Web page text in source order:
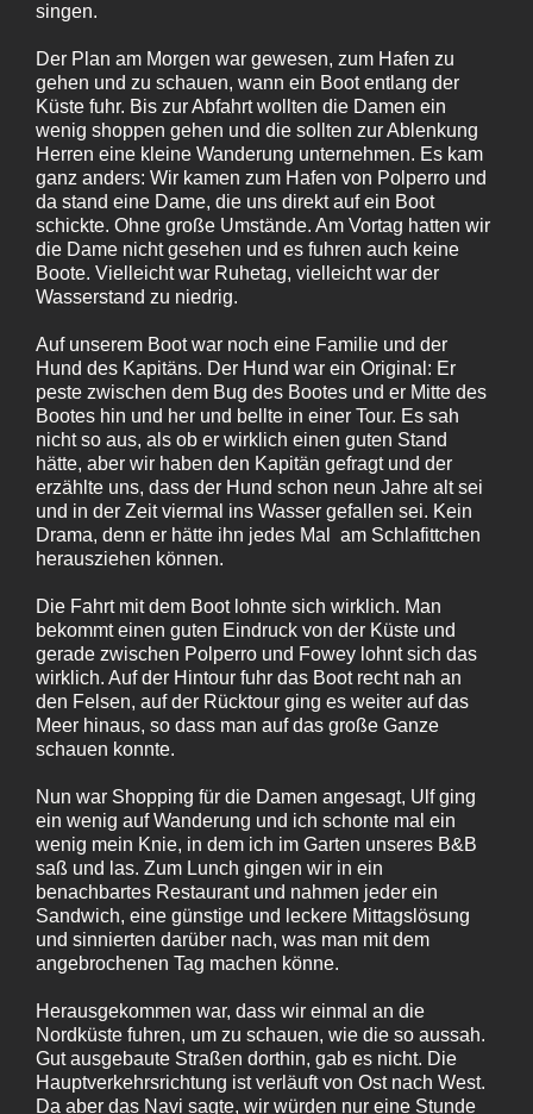
singen.
Der Plan am Morgen war gewesen, zum Hafen zu
gehen und zu schauen, wann ein Boot entlang der
Küste fuhr. Bis zur Abfahrt wollten die Damen ein
wenig shoppen gehen und die sollten zur Ablenkung
Herren eine kleine Wanderung unternehmen. Es kam
ganz anders: Wir kamen zum Hafen von Polperro und
da stand eine Dame, die uns direkt auf ein Boot
schickte. Ohne große Umstände. Am Vortag hatten wir
die Dame nicht gesehen und es fuhren auch keine
Boote. Vielleicht war Ruhetag, vielleicht war der
Wasserstand zu niedrig.
Auf unserem Boot war noch eine Familie und der
Hund des Kapitäns. Der Hund war ein Original: Er
peste zwischen dem Bug des Bootes und er Mitte des
Bootes hin und her und bellte in einer Tour. Es sah
nicht so aus, als ob er wirklich einen guten Stand
hätte, aber wir haben den Kapitän gefragt und der
erzählte uns, dass der Hund schon neun Jahre alt sei
und in der Zeit viermal ins Wasser gefallen sei. Kein
Drama, denn er hätte ihn jedes Mal am Schlafittchen
herausziehen können.
Die Fahrt mit dem Boot lohnte sich wirklich. Man
bekommt einen guten Eindruck von der Küste und
gerade zwischen Polperro und Fowey lohnt sich das
wirklich. Auf der Hintour fuhr das Boot recht nah an
den Felsen, auf der Rücktour ging es weiter auf das
Meer hinaus, so dass man auf das große Ganze
schauen konnte.
Nun war Shopping für die Damen angesagt, Ulf ging
ein wenig auf Wanderung und ich schonte mal ein
wenig mein Knie, in dem ich im Garten unseres B&B
saß und las. Zum Lunch gingen wir in ein
benachbartes Restaurant und nahmen jeder ein
Sandwich, eine günstige und leckere Mittagslösung
und sinnierten darüber nach, was man mit dem
angebrochenen Tag machen könne.
Herausgekommen war, dass wir einmal an die
Nordküste fuhren, um zu schauen, wie die so aussah.
Gut ausgebaute Straßen dorthin, gab es nicht. Die
Hauptverkehrsrichtung ist verläuft von Ost nach West.
Da aber das Navi sagte, wir würden nur eine Stunde